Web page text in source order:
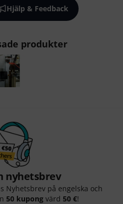
Hjälp & Feedback
produkter
nyhetsbrev
Nyhetsbrev på engelska och
50 kupong värd 50 €!